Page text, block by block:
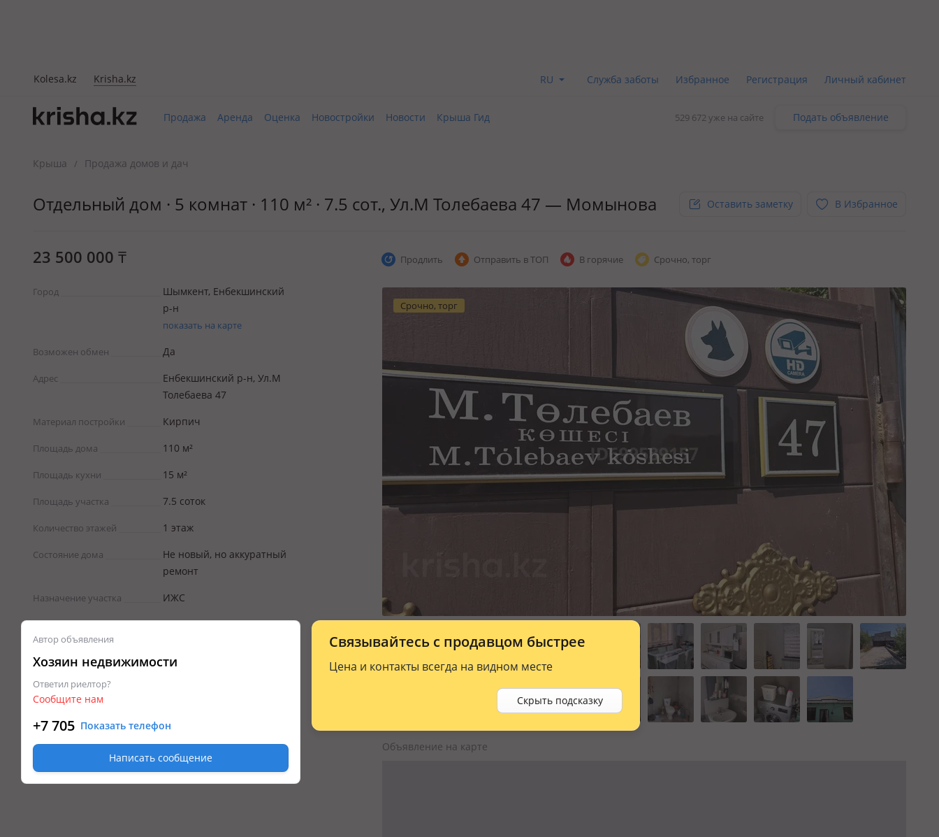
Kolesa.kz Krisha.kz RU Служба заботы Избранное Регистрация Личный кабинет
Продажа Аренда Оценка Новостройки Новости Крыша Гид 529 672 уже на сайте Подать объявление
Крыша / Продажа домов и дач
Отдельный дом · 5 комнат · 110 м² · 7.5 сот., Ул.М Толебаева 47 — Момынова Оставить заметку В Избранное
23 500 000 ₸
Город
Шымкент, Енбекшинский
р-н
показать на карте
Возможен обмен Да
Адрес
Енбекшинский р-н, Ул.М
Толебаева 47
Материал постройки Кирпич
Площадь дома 110 м²
Площадь кухни 15 м²
Площадь участка 7.5 соток
Количество этажей 1 этаж
Состояние дома
Не новый, но аккуратный
ремонт
Назначение участка ИЖС
Связывайтесь с продавцом быстрее
Цена и контакты всегда на видном месте
Скрыть подсказку
Автор объявления
Хозяин недвижимости
Ответил риелтор?
Сообщите нам
+7 705 Показать телефон
Написать сообщение
Продлить Отправить в ТОП В горячие Срочно, торг
Срочно, торг
Объявление на карте